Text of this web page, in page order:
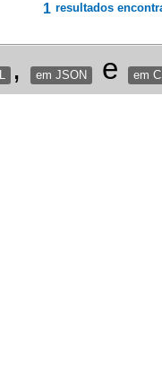
1 resultados
, em JSON e em